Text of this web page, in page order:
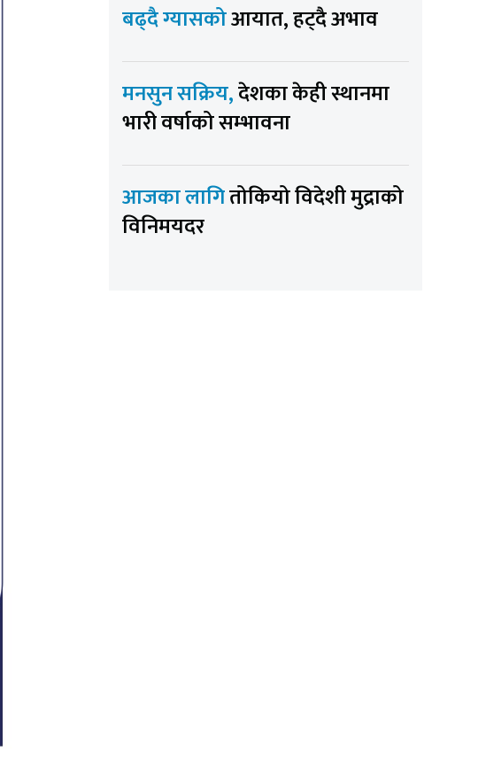
बढ्दै ग्यासकोआयात, हट्दै अभाव
मनसुन सक्रिय,देशका केही स्थानमा
भारी वर्षाको सम्भावना
आजका लागितोकियो विदेशी मुद्राको
विनिमयदर